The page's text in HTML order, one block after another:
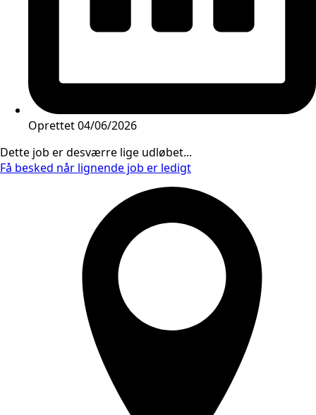
Oprettet04/06/2026
Dette job er desværre lige udløbet...
Få besked når lignende job er ledigt